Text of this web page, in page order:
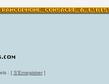
: [ S'Enregistrer]